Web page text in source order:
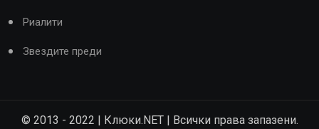
Риалити
Звездите преди
© 2013 - 2022 | Клюки.NET | Всички права запазени.